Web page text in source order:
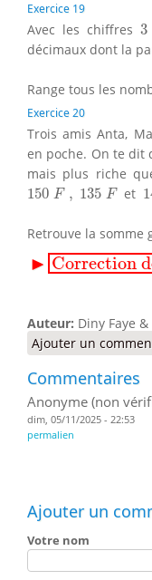
Exercice 19
Avec les chiffres 3
3
décimaux dont la
Range tous les
Exercice 20
Trois amis Anta,
en poche. On te dit
mais plus riche
150 F , 135 F
150 F, 135F et
Retrouve la somme
▶ Correction
Correction
Auteur: Diny Faye
Ajouter un
Commentaires
Anonyme (non
dim, 05/11/2025 - 22:53
permalien
Ajouter un
Votre nom